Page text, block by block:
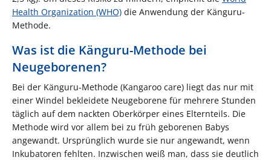
Health Organization (WHO) die Anwendung der Känguru-
Methode.
Was ist die Känguru-Methode bei
Neugeborenen?
Bei der Känguru-Methode (Kangaroo care) liegt das nur mit
einer Windel bekleidete Neugeborene für mehrere Stunden
täglich auf dem nackten Oberkörper eines Elternteils. Die
Methode wird vor allem bei zu früh geborenen Babys
angewandt. Ursprünglich wurde sie nur angewandt, wenn
Inkubatoren fehlten. Inzwischen weiß man, dass sie deutlich